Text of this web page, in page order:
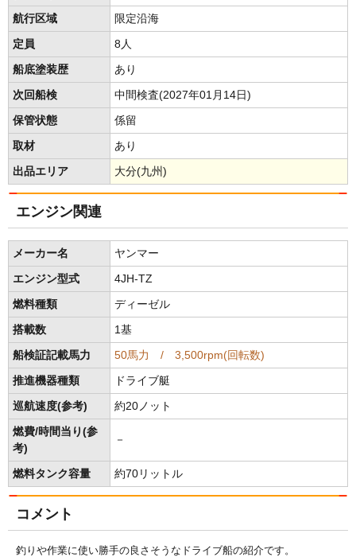
航行区域 限定沿海
定員 8人
船底塗装歴 あり
次回船検 中間検査(2027年01月14日)
保管状態 係留
取材 あり
出品エリア 大分(九州)
エンジン関連
メーカー名 ヤンマー
エンジン型式 4JH-TZ
燃料種類 ディーゼル
搭載数 1基
船検証記載馬力 50馬力 / 3,500rpm(回転数)
推進機器種類 ドライブ艇
巡航速度(参考) 約20ノット
燃費/時間当り(参
考)
－
燃料タンク容量 約70リットル
コメント
釣りや作業に使い勝手の良さそうなドライブ船の紹介です。